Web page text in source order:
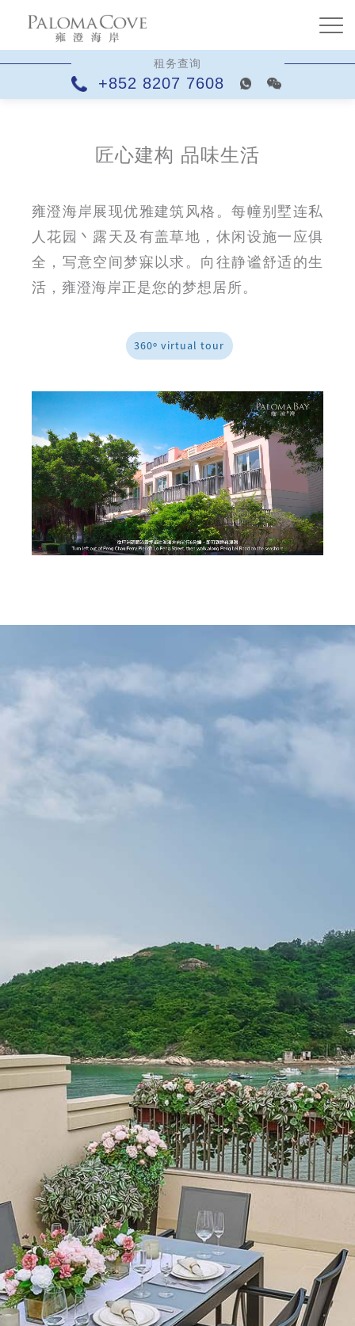
租务查询
+852 8207 7608
匠心建构 品味生活
雍澄海岸展现优雅建筑风格。每幢别墅连私
人花园丶露天及有盖草地，休闲设施一应俱
全，写意空间梦寐以求。向往静谧舒适的生
活，雍澄海岸正是您的梦想居所。
360º virtual tour